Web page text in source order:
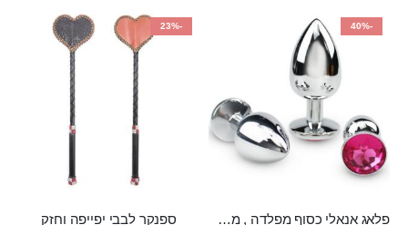
-40%
פלאג אנאלי כסוף מפלדה , מתאים ללבישה מתחת לבגדים, בגודל 7.3 על 2.8 ס"מ
-23%
ספנקר לבבי יפייפה וחזק